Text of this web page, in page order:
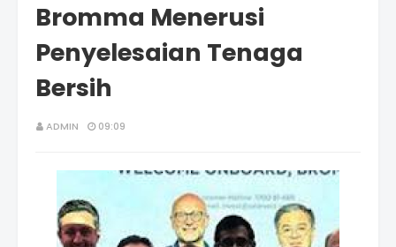
Bromma Menerusi
Penyelesaian Tenaga
Bersih
ADMIN 09:09